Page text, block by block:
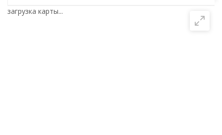
загрузка карты...